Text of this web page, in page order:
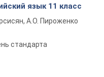
язык 11 класс
А.О. Пироженко
стандарта